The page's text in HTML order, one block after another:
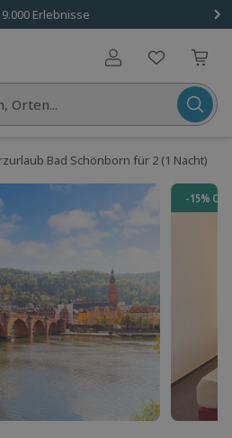
Erlebnisse
Benutzerkonto
Orten...
Bad Schönborn für 2 (1 Nacht)
-15%